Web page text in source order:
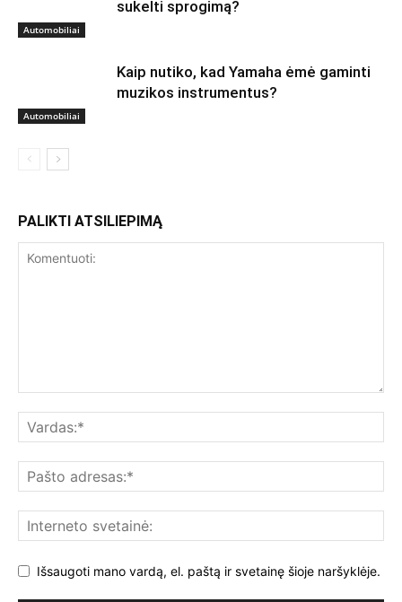
Automobiliai
sukelti sprogimą?
Automobiliai
Kaip nutiko, kad Yamaha ėmė gaminti
muzikos instrumentus?
PALIKTI ATSILIEPIMĄ
Išsaugoti mano vardą, el. paštą ir svetainę šioje naršyklėje.